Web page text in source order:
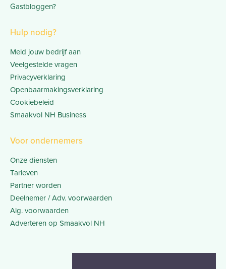
Gastbloggen?
Hulp nodig?
Meld jouw bedrijf aan
Veelgestelde vragen
Privacyverklaring
Openbaarmakingsverklaring
Cookiebeleid
Smaakvol NH Business
Voor ondernemers
Onze diensten
Tarieven
Partner worden
Deelnemer / Adv. voorwaarden
Alg. voorwaarden
Adverteren op Smaakvol NH